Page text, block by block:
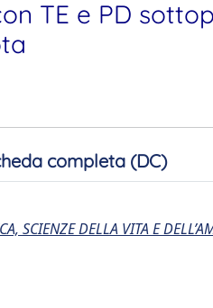
TE e PD
completa (DC)
SCIENZE DELLA VITA E